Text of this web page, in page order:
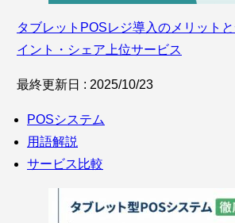
タブレットPOSレジ導入のメリット
イント・シェア上位サービス
最終更新日 : 2025/10/23
POSシステム
用語解説
サービス比較